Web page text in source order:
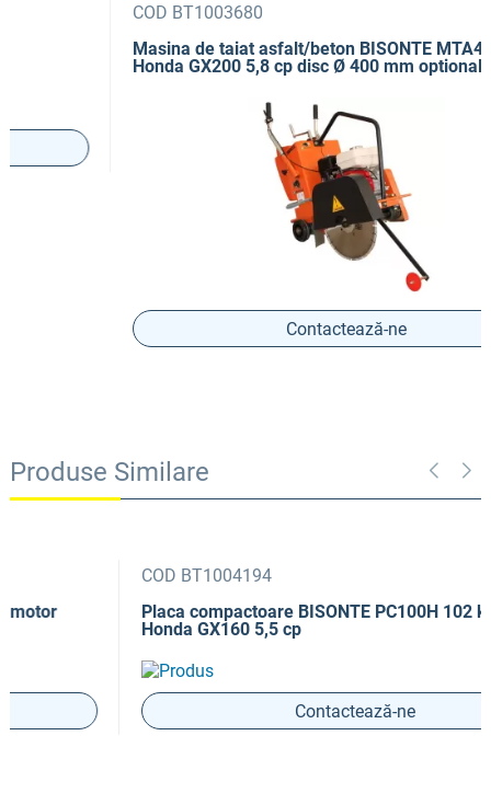
COD BT1003680
Masina de taiat asfalt/beton BISONTE MTA400H
Honda GX200 5,8 cp disc Ø 400 mm optional
Contactează-ne
Produse Similare
COD BT1004194
Placa compactoare BISONTE PC100H 102 kg motor
Honda GX160 5,5 cp
Contactează-ne